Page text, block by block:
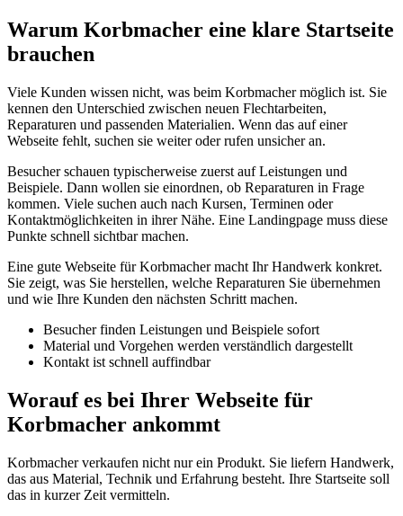
Warum Korbmacher eine klare Startseite
brauchen
Viele Kunden wissen nicht, was beim Korbmacher möglich ist. Sie
kennen den Unterschied zwischen neuen Flechtarbeiten,
Reparaturen und passenden Materialien. Wenn das auf einer
Webseite fehlt, suchen sie weiter oder rufen unsicher an.
Besucher schauen typischerweise zuerst auf Leistungen und
Beispiele. Dann wollen sie einordnen, ob Reparaturen in Frage
kommen. Viele suchen auch nach Kursen, Terminen oder
Kontaktmöglichkeiten in ihrer Nähe. Eine Landingpage muss diese
Punkte schnell sichtbar machen.
Eine gute Webseite für Korbmacher macht Ihr Handwerk konkret.
Sie zeigt, was Sie herstellen, welche Reparaturen Sie übernehmen
und wie Ihre Kunden den nächsten Schritt machen.
Besucher finden Leistungen und Beispiele sofort
Material und Vorgehen werden verständlich dargestellt
Kontakt ist schnell auffindbar
Worauf es bei Ihrer Webseite für
Korbmacher ankommt
Korbmacher verkaufen nicht nur ein Produkt. Sie liefern Handwerk,
das aus Material, Technik und Erfahrung besteht. Ihre Startseite soll
das in kurzer Zeit vermitteln.